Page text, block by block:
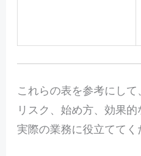
これらの表を参考にし
リスク、始め方、効果的
実際の業務に役立ててく